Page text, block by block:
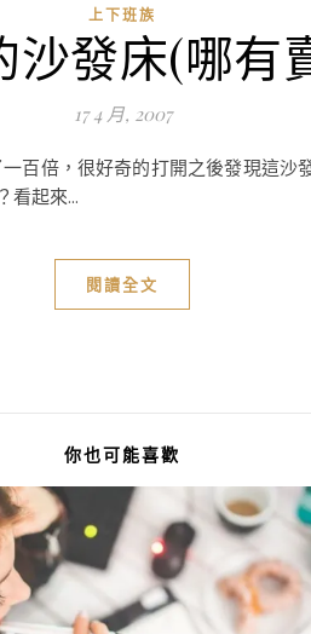
上下班族
沙發床(哪有
17 4 月, 2007
百倍，很好奇的打開之後發現這
看起來...
閱讀全文
你也可能喜歡